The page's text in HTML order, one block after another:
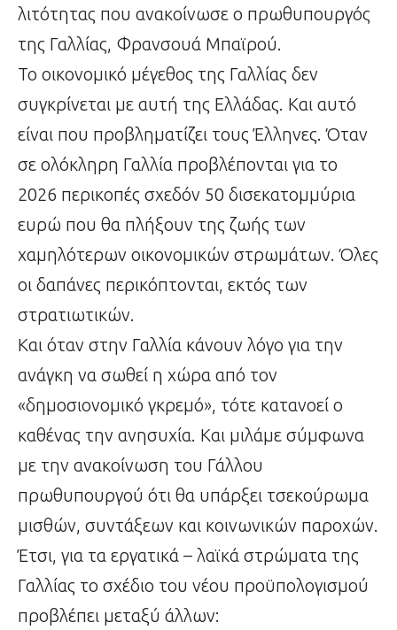
λιτότητας που ανακοίνωσε ο πρωθυπουργός
της Γαλλίας, Φρανσουά Μπαϊρού.
Το οικονομικό μέγεθος της Γαλλίας δεν
συγκρίνεται με αυτή της Ελλάδας. Και αυτό
είναι που προβληματίζει τους Έλληνες. Όταν
σε ολόκληρη Γαλλία προβλέπονται για το
2026 περικοπές σχεδόν 50 δισεκατομμύρια
ευρώ που θα πλήξουν της ζωής των
χαμηλότερων οικονομικών στρωμάτων. Όλες
οι δαπάνες περικόπτονται, εκτός των
στρατιωτικών.
Και όταν στην Γαλλία κάνουν λόγο για την
ανάγκη να σωθεί η χώρα από τον
«δημοσιονομικό γκρεμό», τότε κατανοεί ο
καθένας την ανησυχία. Και μιλάμε σύμφωνα
με την ανακοίνωση του Γάλλου
πρωθυπουργού ότι θα υπάρξει τσεκούρωμα
μισθών, συντάξεων και κοινωνικών παροχών.
Έτσι, για τα εργατικά – λαϊκά στρώματα της
Γαλλίας το σχέδιο του νέου προϋπολογισμού
προβλέπει μεταξύ άλλων: